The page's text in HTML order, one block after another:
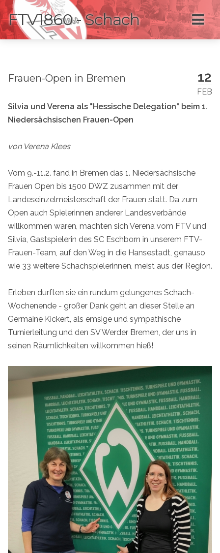
FTV1860 - Schach
12
FEB
Frauen-Open in Bremen
Silvia und Verena als "Hessische Delegation" beim 1.
Niedersächsischen Frauen-Open
von Verena Klees
Vom 9.-11.2. fand in Bremen das 1. Niedersächsische
Frauen Open bis 1500 DWZ zusammen mit der
Landeseinzelmeisterschaft der Frauen statt. Da zum
Open auch Spielerinnen anderer Landesverbände
willkommen waren, machten sich Verena vom FTV und
Silvia, Gastspielerin des SC Eschborn in unserem FTV-
Frauen-Team, auf den Weg in die Hansestadt, genauso
wie 33 weitere Schachspielerinnen, meist aus der Region.
Erleben durften sie ein rundum gelungenes Schach-
Wochenende - großer Dank geht an dieser Stelle an
Germaine Kickert, als emsige und sympathische
Turnierleitung und den SV Werder Bremen, der uns in
seinen Räumlichkeiten willkommen hieß!